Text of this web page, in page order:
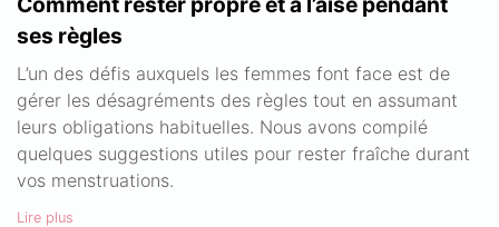
ses règles
L’un des défis auxquels les femmes font face est de
gérer les désagréments des règles tout en assumant
leurs obligations habituelles. Nous avons compilé
quelques suggestions utiles pour rester fraîche durant
vos menstruations.
Lire plus